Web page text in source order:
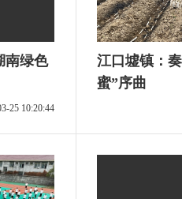
南绿色
25 10:20:44
江口墟镇：
蜜”序曲